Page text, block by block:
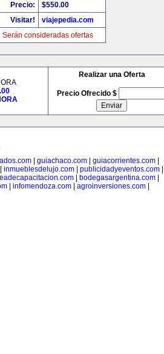
Precio:
$550.00
Visitar!
viajepedia.com
Serán consideradas ofertas
Realizar una Oferta
Precio Ofrecido $
guiachaco.com guiacorrientes.com
inmueblesdelujo.com publicidadyeventos.com
| bodegasargentina.com|
| infomendoza.com| agroinversiones.com|